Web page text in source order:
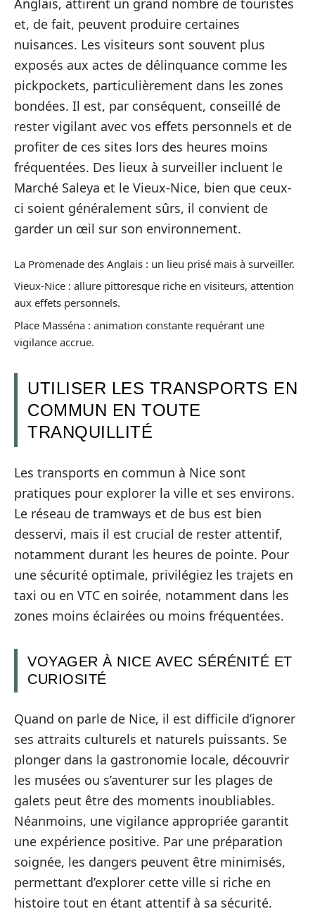
Anglais, attirent un grand nombre de touristes
et, de fait, peuvent produire certaines
nuisances. Les visiteurs sont souvent plus
exposés aux actes de délinquance comme les
pickpockets, particulièrement dans les zones
bondées. Il est, par conséquent, conseillé de
rester vigilant avec vos effets personnels et de
profiter de ces sites lors des heures moins
fréquentées. Des lieux à surveiller incluent le
Marché Saleya et le Vieux-Nice, bien que ceux-
ci soient généralement sûrs, il convient de
garder un œil sur son environnement.
La Promenade des Anglais : un lieu prisé mais à surveiller.
Vieux-Nice : allure pittoresque riche en visiteurs, attention
aux effets personnels.
Place Masséna : animation constante requérant une
vigilance accrue.
UTILISER LES TRANSPORTS EN
COMMUN EN TOUTE
TRANQUILLITÉ
Les transports en commun à Nice sont
pratiques pour explorer la ville et ses environs.
Le réseau de tramways et de bus est bien
desservi, mais il est crucial de rester attentif,
notamment durant les heures de pointe. Pour
une sécurité optimale, privilégiez les trajets en
taxi ou en VTC en soirée, notamment dans les
zones moins éclairées ou moins fréquentées.
VOYAGER À NICE AVEC SÉRÉNITÉ ET
CURIOSITÉ
Quand on parle de Nice, il est difficile d’ignorer
ses attraits culturels et naturels puissants. Se
plonger dans la gastronomie locale, découvrir
les musées ou s’aventurer sur les plages de
galets peut être des moments inoubliables.
Néanmoins, une vigilance appropriée garantit
une expérience positive. Par une préparation
soignée, les dangers peuvent être minimisés,
permettant d’explorer cette ville si riche en
histoire tout en étant attentif à sa sécurité.